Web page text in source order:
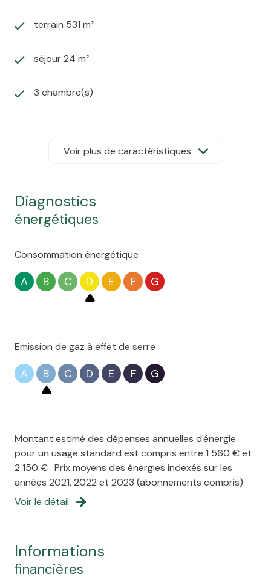
terrain 531 m²
séjour 24 m²
3 chambre(s)
1 salle(s) d'eau
construit en 1978
cuisine séparée (équipée)
Chauffage individuel :
trad_type_chauff_air_eau (aérothermique)
1 garage(s)
2 parking(s)
1 niveau(x)
vue sur Jardin
terrasse
Voir plus de caractéristiques
diagnostics
énergétiques
Consommation énergétique
A B C D E F G
Emission de gaz à effet de serre
A B C D E F G
Montant estimé des dépenses annuelles d'énergie
pour un usage standard est compris entre 1 560 € et
2 150 € . Prix moyens des énergies indexés sur les
années 2021, 2022 et 2023 (abonnements compris).
Voir le détail
informations
financières